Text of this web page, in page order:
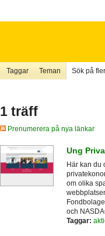
Taggar Teman Sök på
1 träff
Prenumerera på nya länkar
Ung
Här kan du
om olika
och
Taggar: